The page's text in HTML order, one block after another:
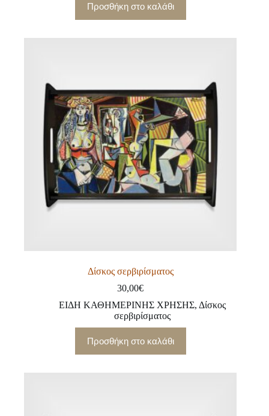
Προσθήκη στο καλάθι
Δίσκος σερβιρίσματος
30,00€
ΕΙΔΗ ΚΑΘΗΜΕΡΙΝΗΣ ΧΡΗΣΗΣ, Δίσκος
σερβιρίσματος
Προσθήκη στο καλάθι